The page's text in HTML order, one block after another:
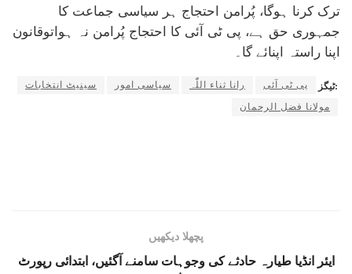
ترک کرنا ہوگا، پُرامن احتجاج ہر سیاسی جماعت کا
جمہوری حق ہے، پی ٹی آئی کا احتجاج پُرامن نہ ہواتوقانون
اپنا راستہ اپنائے گا۔
ٹیگز: پی ٹی آئی رانا ثناء اللّٰہ سیاسی امور
سینیٹ انتخابات
مولانا فضل الرحمان
پچھلا دیکھیں
ایئر انڈیا طیارہ حادثے کی وجوہات سامنے آگئیں، ابتدائی رپورٹ